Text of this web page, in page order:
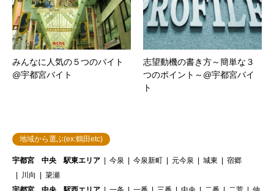
みんなに人気の５つのバイト
@宇都宮バイト
志望動機の書き方～簡単な３
つのポイント～@宇都宮バイ
ト
地域から選ぶ(ex:鶴田etc)
宇都宮 中央 駅東エリア 今泉 今泉新町 元今泉 城東
宿郷
川向
簗瀬